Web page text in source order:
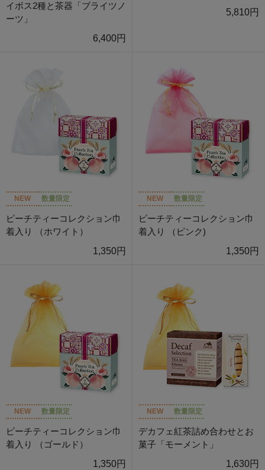
イボス2種と茶器「ブライツノ
ーツ」
6,400円
5,810円
NEW 数量限定
ピーチティーコレクション巾
着入り （ホワイト）
1,350円
NEW 数量限定
ピーチティーコレクション巾
着入り （ピンク)
1,350円
NEW 数量限定
ピーチティーコレクション巾
着入り （ゴールド）
1,350円
NEW 数量限定
デカフェ紅茶詰め合わせとお
菓子「モーメント」
1,630円